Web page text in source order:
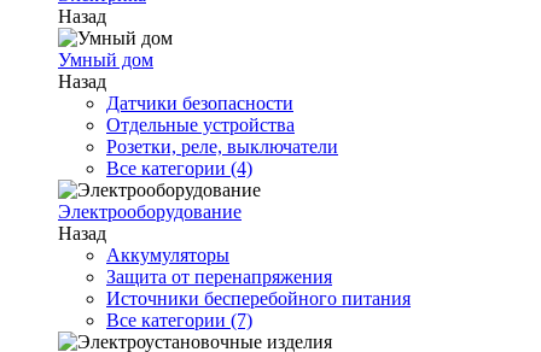
Назад
Умный дом
Назад
Датчики безопасности
Отдельные устройства
Розетки, реле, выключатели
Все категории (4)
Электрооборудование
Назад
Аккумуляторы
Защита от перенапряжения
Источники бесперебойного питания
Все категории (7)